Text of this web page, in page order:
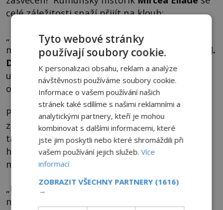
celé záležitosti snaží přijít na kloub:
„Nejdůležitější část spočívala ve smrti a
mystickém vzkříšení zasvěcence.“ Spisovatel
J. J.
Duffack se domnívá, že během rituálů byli
upalováni lidé, zřejmě zločinci s tím, že díky
obětem dosáhli zasvěcení nesmrtelnosti.
Při podivných obřadech se jim navíc údajně
zjevuje sama bohyně Démétér a prozrazuje
tajemství života! Trpěli snad zasvěcení
hromadnými halucinacemi? Klíčem k záhadě
může být nápoj kykeón.
„Nápoj mohl být nakažen jistou paličkovicí
nachovou, jedovatou houbou, která obsahuje
Tyto webové stránky
používají soubory cookie.
K personalizaci obsahu, reklam a analýze
návštěvnosti používáme soubory cookie.
Informace o vašem používání našich
stránek také sdílíme s našimi reklamními a
analytickými partnery, kteří je mohou
kombinovat s dalšími informacemi, které
jste jim poskytli nebo které shromáždili při
vašem používání jejich služeb.Více
informací
ZOBRAZIT VŠECHNY PARTNERY (1616)
→